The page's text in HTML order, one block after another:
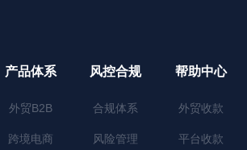
产品体系
外贸B2B
跨境电商
风控合规
合规体系
风险管理
帮助中心
外贸收款
平台收款